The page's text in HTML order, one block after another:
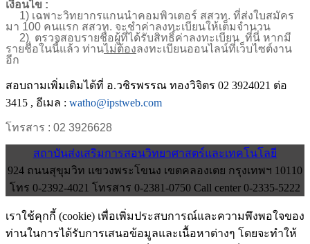
เงื่อนไข :
1) เฉพาะวิทยากรแกนนำคอมพิวเตอร์ สสวท. ที่ส่งใบสมัคร
มา 100 คนแรก สสวท. จะชำค่าลงทะเบียนให้เต็มจำนวน
2) ตรวจสอบรายชื่อผู้ที่ได้รับสิทธิ์ค่าลงทะเบียน ที่นี่ หากมี
รายชื่อในนี้แล้ว ท่านไม่ต้องลงทะเบียนออนไลน์ที่เว็บไซต์งาน
อีก
สอบถามเพิ่มเติมได้ที่ อ.วชิรพรรณ ทองวิจิตร 02 3924021 ต่อ
3415 , อีเมล : watho@ipstweb.com
โทรสาร : 02 3926628
สถาบันส่งเสริมการสอนวิทยาศาสตร์และเทคโนโลยี
924 ถนนสุขุมวิท แขวงพระโขนง เขตคลองเตย กรุงเทพฯ 10110
โทร 0-2392-4021 โทรสาร 0-2381-0750 Call center 0-2335-5222
เราใช้คุกกี้ (cookie) เพื่อเพิ่มประสบการณ์และความพึงพอใจของ
ท่านในการได้รับการเสนอข้อมูลและเนื้อหาต่างๆ โดยจะทำให้